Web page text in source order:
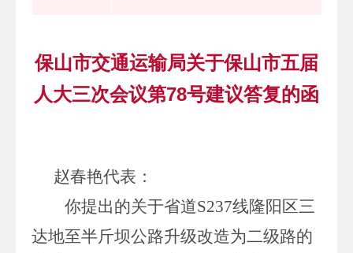
保山市交通运输局关于保山市五届
人大三次会议第78号建议答复的函
赵春艳代表 ：
你提出的关于省道S237线隆阳区三
达地至半斤坝公路升级改造为二级路的